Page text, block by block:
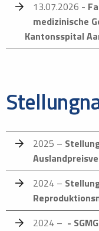
13.07.2026 -
medizinische
Kantonsspital
2025 –
2024 –
2024 – -